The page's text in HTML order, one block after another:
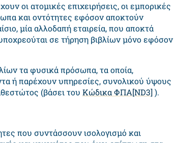
οι ατομικές επιχειρήσεις, οι εμπορικές
και οντότητες εφόσον αποκτούν
μία αλλοδαπή εταιρεία, που αποκτά
σε τήρηση βιβλίων μόνο εφόσον
τα φυσικά πρόσωπα, τα οποία,
ή παρέχουν υπηρεσίες, συνολικού ύψους
(βάσει του Κώδικα ΦΠΑ[ND3]).
που συντάσσουν ισολογισμό και